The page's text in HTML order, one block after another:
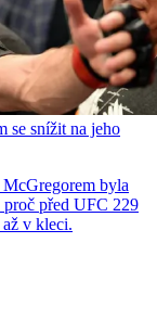
se snížit na jeho
byla
před UFC 229
v kleci.